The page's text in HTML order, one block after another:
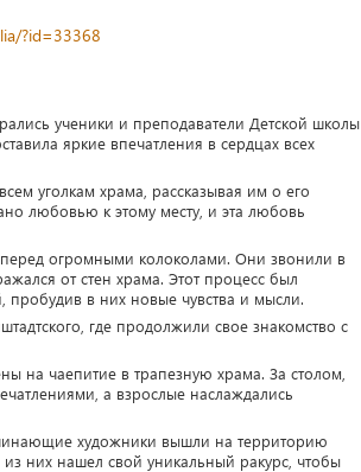
?id=33368
ученики и преподаватели Детской школы
яркие впечатления в сердцах всех
уголкам храма, рассказывая им о его
любовью к этому месту, и эта любовь
перед огромными колоколами. Они звонили в
от стен храма. Этот процесс был
пробудив в них новые чувства и мысли.
где продолжили свое знакомство с
на чаепитие в трапезную храма. За столом,
а взрослые наслаждались
художники вышли на территорию
них нашел свой уникальный ракурс, чтобы